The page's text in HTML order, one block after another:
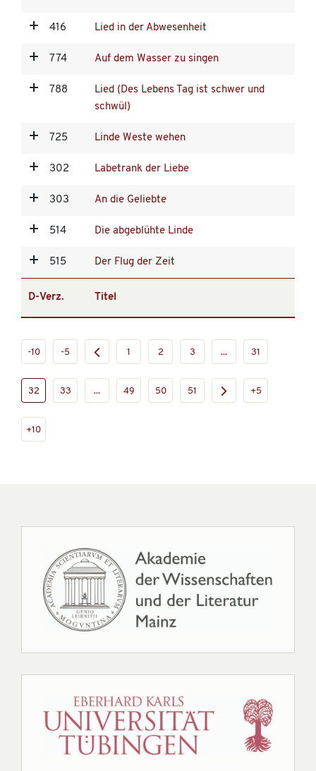
416 Lied in der Abwesenheit
774 Auf dem Wasser zu singen
788
Lied (Des Lebens Tag ist schwer und
schwül)
725 Linde Weste wehen
302 Labetrank der Liebe
303 An die Geliebte
514 Die abgeblühte Linde
515 Der Flug der Zeit
D-Verz. Titel
-10 -5 1 2 3 ... 31
32 33 ... 49 50 51 +5
+10